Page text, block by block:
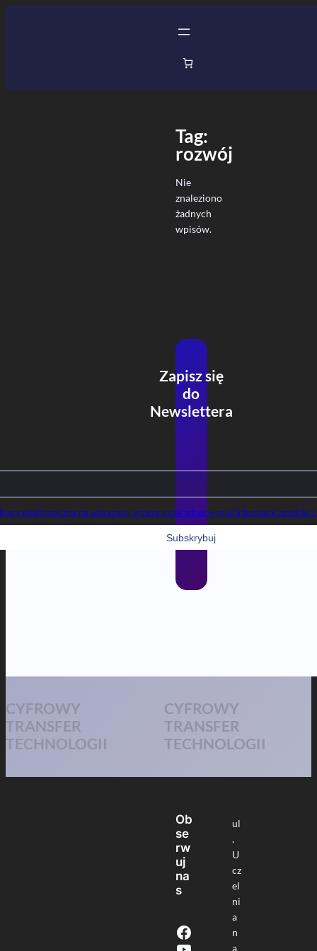
Tag:
rozwój
Nie
znaleziono
żadnych
wpisów.
Zapisz się
do
Newslettera
elektroniczną na wskazany przeze mnie adres e-mail informacji zgodnie
CYFROWY
TRANSFER
TECHNOLOGII
CYFROWY
TRANSFER
TECHNOLOGII
ul
.
U
cz
el
ni
a
n
a
Ob
se
rw
uj
na
s
Facebook